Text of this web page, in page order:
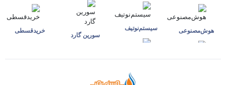
هوش‌مصنوعی سیستم‌نوتیف
سورین گارد
خرید‌قسطی